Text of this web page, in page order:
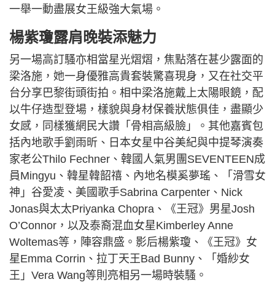
一舉一動盡展女王級強大氣場。
楊紫瓊露肩晚裝添魅力
另一場高訂騷亦相當星光熠熠，焦點落在甚少露面的
梁洛施，她一身優雅高貴套裝驚喜現身，又在社交平
台分享巴黎街頭街拍。相中梁洛施戴上太陽眼鏡，配
以牛仔造型登場，樣貌與身材保養狀態俱佳，盡顯少
女感，同樣獲網民大讚「骨相高級臉」。其他嘉賓包
括內地歌手劉雨昕、日本女星中谷美紀與中提琴演奏
家老公Thilo Fechner、韓國人氣男團SEVENTEEN成
員Mingyu、韓星韓韶禧、內地名模奚夢瑤、「滑雪女
神」谷愛凌、美國歌手Sabrina Carpenter、Nick
Jonas與太太Priyanka Chopra、《王冠》男星Josh
O’Connor，以及泰裔混血女星Kimberley Anne
Woltemas等，陣容鼎盛。影后楊紫瓊、《王冠》女
星Emma Corrin、拉丁天王Bad Bunny、「婚紗女
王」Vera Wang等則亮相另一場時裝騷。